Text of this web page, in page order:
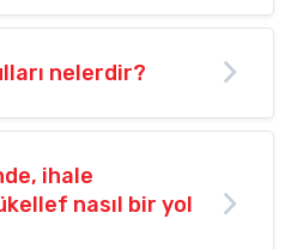
nelerdir?
ihale
nasıl bir yol